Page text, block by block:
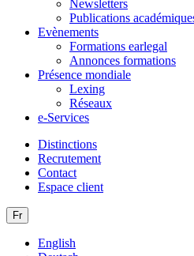
Newsletters
Publications
Evènements
Formations earlegal
Annonces formations
Présence mondiale
Lexing
Réseaux
e-Services
Distinctions
Recrutement
Contact
Espace client
Fr
English